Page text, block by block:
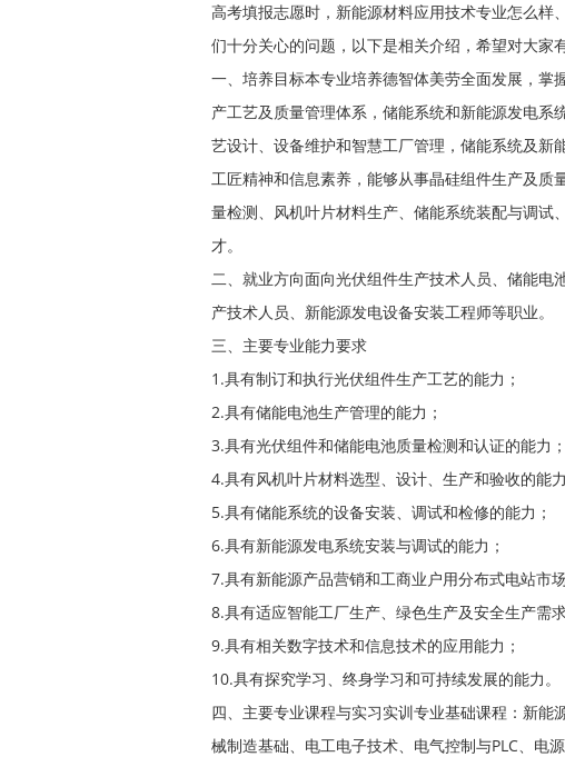
高考填报志愿时，新能源材料应用技术专业怎么
们十分关心的问题，以下是相关介绍，希望对大家
一、培养目标本专业培养德智体美劳全面发展，
产工艺及质量管理体系，储能系统和新能源发电
艺设计、设备维护和智慧工厂管理，储能系统及
工匠精神和信息素养，能够从事晶硅组件生产及
量检测、风机叶片材料生产、储能系统装配与调试
才。
二、就业方向面向光伏组件生产技术人员、储能
产技术人员、新能源发电设备安装工程师等职业。
三、主要专业能力要求
1.具有制订和执行光伏组件生产工艺的能力；
2.具有储能电池生产管理的能力；
3.具有光伏组件和储能电池质量检测和认证的能力；
4.具有风机叶片材料选型、设计、生产和验收的能力
5.具有储能系统的设备安装、调试和检修的能力；
6.具有新能源发电系统安装与调试的能力；
7.具有新能源产品营销和工商业户用分布式电站市
8.具有适应智能工厂生产、绿色生产及安全生产需
9.具有相关数字技术和信息技术的应用能力；
10.具有探究学习、终身学习和可持续发展的能力。
四、主要专业课程与实习实训专业基础课程：新
械制造基础、电工电子技术、电气控制与PLC、电